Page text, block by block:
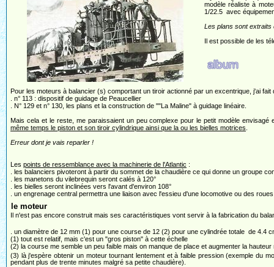
modèle réaliste à
1/22.5 avec
Les plans sont extraits
Il est possible de les
Pour les moteurs à balancier (s) comportant un tiroir actionné par un excentrique, j'ai
. n° 113 : dispositif de guidage de Peaucellier
. N° 129 et n° 130, les plans et la construction de ""La Maline" à guidage linéaire.
Mais cela et le reste, me paraissaient un peu complexe pour le petit modèle
même temps le piston et son tiroir cylindrique ainsi que la ou les bielles motrices
Erreur dont je vais reparler !
Les points de ressemblance avec la machinerie de l'Atlantic :
. les balanciers pivoteront à partir du sommet de la chaudière ce qui donne un groupe
. les manetons du vilebrequin seront calés à 120°
. les bielles seront inclinées vers l'avant d'environ 108°
. un engrenage central permettra une liaison avec l'essieu d'une locomotive ou des
le moteur
Il n'est pas encore construit mais ses caractéristiques vont servir à la fabrication du
. un diamètre de 12 mm (1) pour une course de 12 (2) pour une cylindrée totale de 4.4
(1) tout est relatif, mais c'est un "gros piston" à cette échelle
(2) la course me semble un peu faible mais on manque de place et augmenter la
(3) là j'espère obtenir un moteur tournant lentement et à faible pression (exemple du
pendant plus de trente minutes malgré sa petite chaudière).